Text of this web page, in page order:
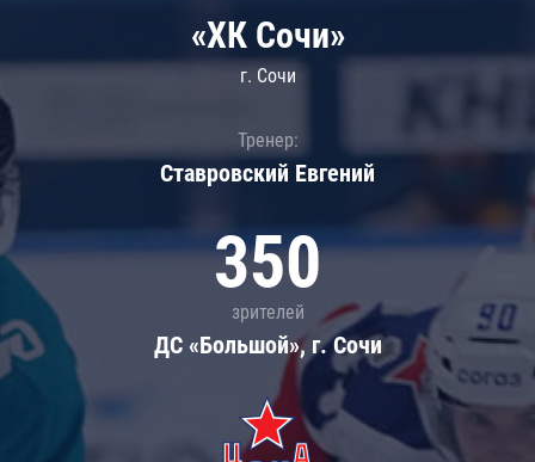
«ХК Сочи»
г. Сочи
Тренер:
Ставровский Евгений
350
зрителей
ДС «Большой», г. Сочи